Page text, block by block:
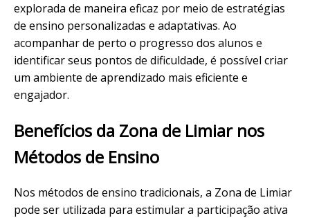
explorada de maneira eficaz por meio de estratégias
de ensino personalizadas e adaptativas. Ao
acompanhar de perto o progresso dos alunos e
identificar seus pontos de dificuldade, é possível criar
um ambiente de aprendizado mais eficiente e
engajador.
Benefícios da Zona de Limiar nos
Métodos de Ensino
Nos métodos de ensino tradicionais, a Zona de Limiar
pode ser utilizada para estimular a participação ativa